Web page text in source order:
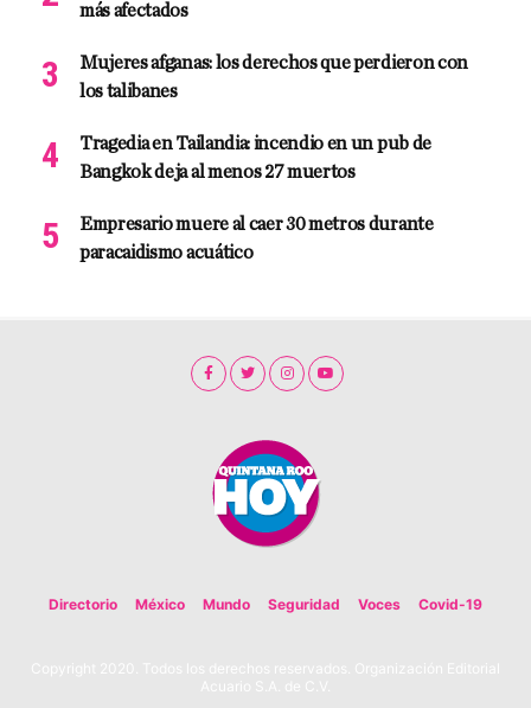
más afectados
Mujeres afganas: los derechos que perdieron con
los talibanes
Tragedia en Tailandia: incendio en un pub de
Bangkok deja al menos 27 muertos
Empresario muere al caer 30 metros durante
paracaidismo acuático
Directorio México Mundo Seguridad Voces Covid-19